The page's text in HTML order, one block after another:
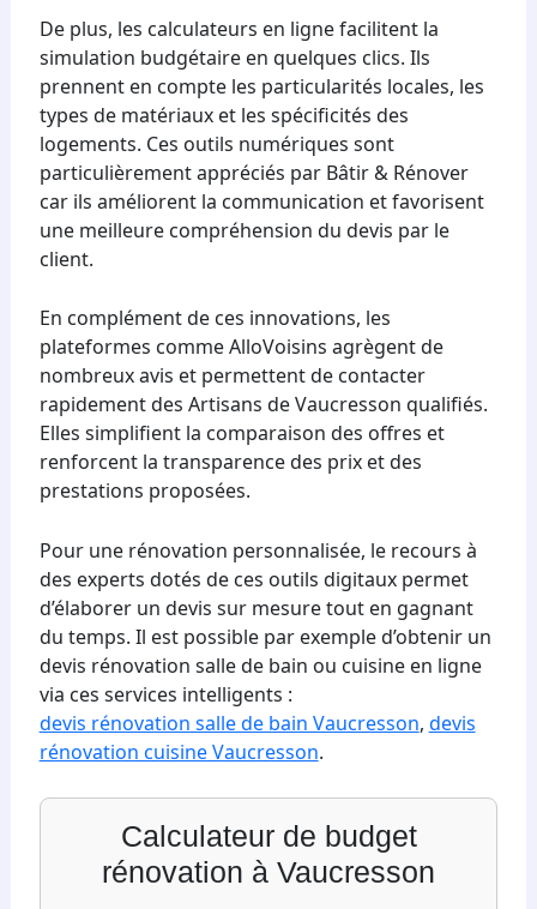
De plus, les calculateurs en ligne facilitent la
simulation budgétaire en quelques clics. Ils
prennent en compte les particularités locales, les
types de matériaux et les spécificités des
logements. Ces outils numériques sont
particulièrement appréciés par Bâtir & Rénover
car ils améliorent la communication et favorisent
une meilleure compréhension du devis par le
client.
En complément de ces innovations, les
plateformes comme AlloVoisins agrègent de
nombreux avis et permettent de contacter
rapidement des Artisans de Vaucresson qualifiés.
Elles simplifient la comparaison des offres et
renforcent la transparence des prix et des
prestations proposées.
Pour une rénovation personnalisée, le recours à
des experts dotés de ces outils digitaux permet
d’élaborer un devis sur mesure tout en gagnant
du temps. Il est possible par exemple d’obtenir un
devis rénovation salle de bain ou cuisine en ligne
via ces services intelligents :
devis rénovation salle de bain Vaucresson, devis
rénovation cuisine Vaucresson.
Calculateur de budget
rénovation à Vaucresson